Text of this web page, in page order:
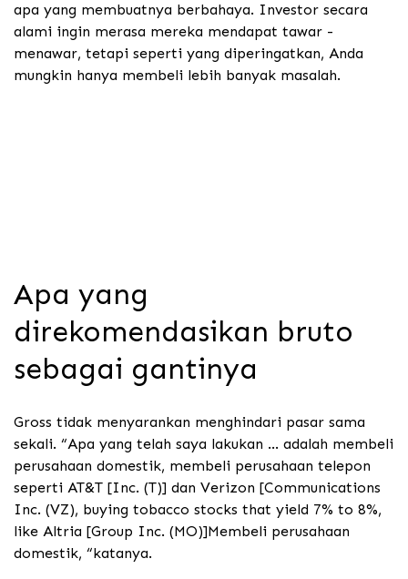
apa yang membuatnya berbahaya. Investor secara
alami ingin merasa mereka mendapat tawar -
menawar, tetapi seperti yang diperingatkan, Anda
mungkin hanya membeli lebih banyak masalah.
Apa yang
direkomendasikan bruto
sebagai gantinya
Gross tidak menyarankan menghindari pasar sama
sekali. “Apa yang telah saya lakukan … adalah membeli
perusahaan domestik, membeli perusahaan telepon
seperti AT&T [Inc. (T)] dan Verizon [Communications
Inc. (VZ), buying tobacco stocks that yield 7% to 8%,
like Altria [Group Inc. (MO)]Membeli perusahaan
domestik, “katanya.